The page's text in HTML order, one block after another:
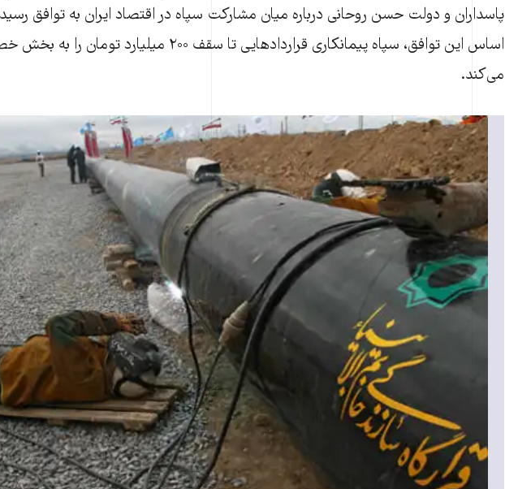
پاسداران و دولت حسن روحانی درباره میان مشارکت سپاه در اقتصاد ایران به توافق
اساس این توافق، سپاه پیمانکاری قراردادهایی تا سقف ۲۰۰
می‌کند.